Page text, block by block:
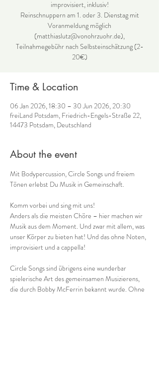
improvisiert, inklusiv!
Reinschnuppern am 1. oder 3. Dienstag mit
Voranmeldung möglich
(matthiaslutz@vonohrzuohr.de),
Teilnahmegebühr nach Selbsteinschätzung (2-
Time & Location
06 Jan 2026, 18:30 – 30 Jun 2026, 20:30
freiLand Potsdam, Friedrich-Engels-Straße 22,
14473 Potsdam, Deutschland
About the event
Mit Bodypercussion, Circle Songs und freiem
Tönen erlebst Du Musik in Gemeinschaft.
Komm vorbei und sing mit uns!
Anders als die meisten Chöre – hier machen wir
Musik aus dem Moment. Und zwar mit allem, was
unser Körper zu bieten hat! Und das ohne Noten,
improvisiert und a cappella!
Circle Songs sind übrigens eine wunderbar
spielerische Art des gemeinsamen Musizierens,
die durch Bobby McFerrin bekannt wurde. Ohne